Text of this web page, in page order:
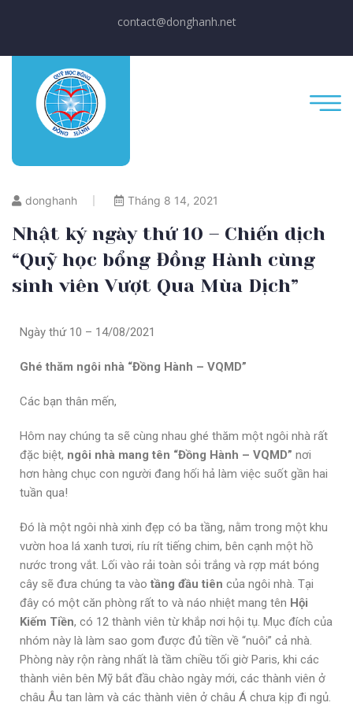
contact@donghanh.net
donghanh Tháng 8 14, 2021
Nhật ký ngày thứ 10 – Chiến dịch
“Quỹ học bổng Đồng Hành cùng
sinh viên Vượt Qua Mùa Dịch”
Ngày thứ 10 – 14/08/2021
Ghé thăm ngôi nhà “Đồng Hành – VQMD”
Các bạn thân mến,
Hôm nay chúng ta sẽ cùng nhau ghé thăm một ngôi nhà rất
đặc biệt, ngôi nhà mang tên “Đồng Hành – VQMD” nơi
hơn hàng chục con người đang hối hả làm việc suốt gần hai
tuần qua!
Đó là một ngôi nhà xinh đẹp có ba tầng, nằm trong một khu
vườn hoa lá xanh tươi, ríu rít tiếng chim, bên cạnh một hồ
nước trong vắt. Lối vào rải toàn sỏi trắng và rợp mát bóng
cây sẽ đưa chúng ta vào tầng đầu tiên của ngôi nhà. Tại
đây có một căn phòng rất to và náo nhiệt mang tên Hội
Kiếm Tiền, có 12 thành viên từ khắp nơi hội tụ. Mục đích của
nhóm này là làm sao gom được đủ tiền về “nuôi” cả nhà.
Phòng này rộn ràng nhất là tầm chiều tối giờ Paris, khi các
thành viên bên Mỹ bắt đầu chào ngày mới, các thành viên ở
châu Âu tan làm và các thành viên ở châu Á chưa kịp đi ngủ.